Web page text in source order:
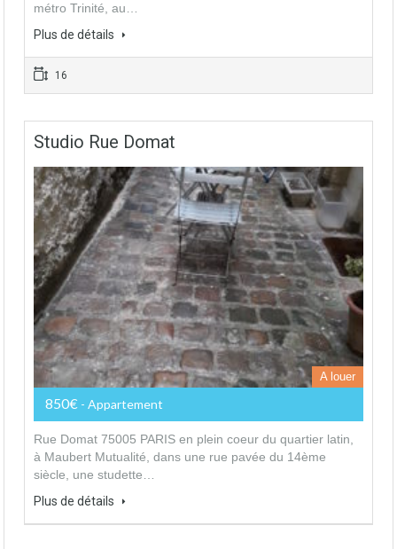
métro Trinité, au…
Plus de détails
16
Studio Rue Domat
A louer
850€ - Appartement
Rue Domat 75005 PARIS en plein coeur du quartier latin,
à Maubert Mutualité, dans une rue pavée du 14ème
siècle, une studette…
Plus de détails